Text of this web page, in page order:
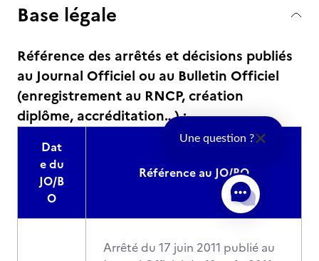
Base légale
Référence des arrêtés et décisions publiés
au Journal Officiel ou au Bulletin Officiel
(enregistrement au RNCP, création
diplôme, accréditation…) :
Dat
e du
JO/B
O
Référence au JO/BO
Arrêté du 17 juin 2011 publié au
Une question ?